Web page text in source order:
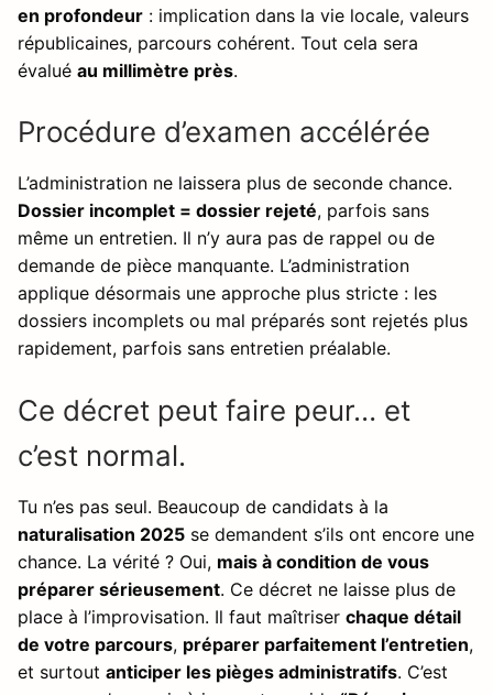
en profondeur : implication dans la vie locale, valeurs
républicaines, parcours cohérent. Tout cela sera
évalué au millimètre près.
Procédure d’examen accélérée
L’administration ne laissera plus de seconde chance.
Dossier incomplet = dossier rejeté, parfois sans
même un entretien. Il n’y aura pas de rappel ou de
demande de pièce manquante. L’administration
applique désormais une approche plus stricte : les
dossiers incomplets ou mal préparés sont rejetés plus
rapidement, parfois sans entretien préalable.
Ce décret peut faire peur… et
c’est normal.
Tu n’es pas seul. Beaucoup de candidats à la
naturalisation 2025 se demandent s’ils ont encore une
chance. La vérité ? Oui, mais à condition de vous
préparer sérieusement. Ce décret ne laisse plus de
place à l’improvisation. Il faut maîtriser chaque détail
de votre parcours, préparer parfaitement l’entretien,
et surtout anticiper les pièges administratifs. C’est